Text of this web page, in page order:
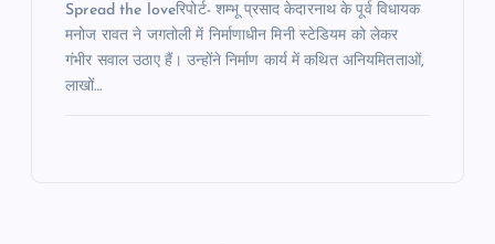
Spread the loveरिपोर्ट- शम्भू प्रसाद केदारनाथ के पूर्व विधायक
मनोज रावत ने जगतोली में निर्माणाधीन मिनी स्टेडियम को लेकर
गंभीर सवाल उठाए हैं। उन्होंने निर्माण कार्य में कथित अनियमितताओं,
लाखों…